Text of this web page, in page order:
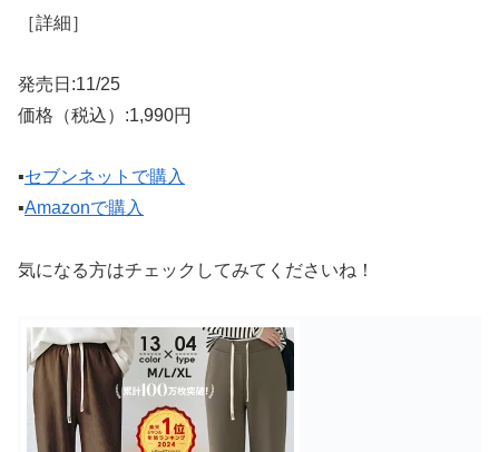
［詳細］
発売日:11/25
価格（税込）:1,990円
▪️セブンネットで購入
▪️Amazonで購入
気になる方はチェックしてみてくださいね！